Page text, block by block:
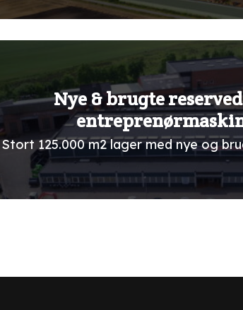
Nye & brugte
Stort 125.000 m2 lager med nye og